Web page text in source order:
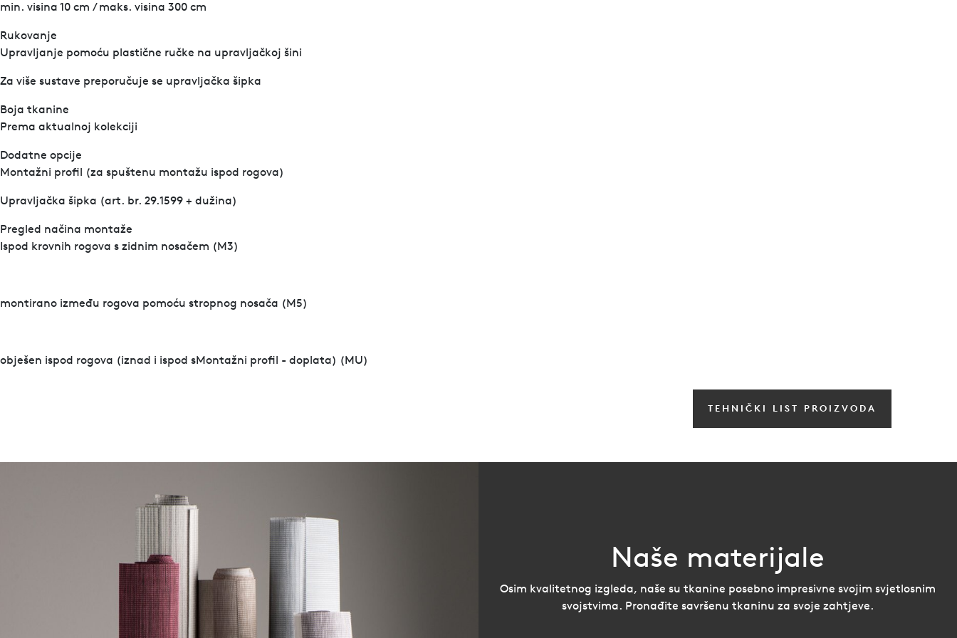
min. visina 10 cm / maks. visina 300 cm
Rukovanje
Upravljanje pomoću plastične ručke na upravljačkoj šini
Za više sustave preporučuje se upravljačka šipka
Boja tkanine
Prema aktualnoj kolekciji
Dodatne opcije
Montažni profil (za spuštenu montažu ispod rogova)
Upravljačka šipka (art. br. 29.1599 + dužina)
Pregled načina montaže
Ispod krovnih rogova s zidnim nosačem (M3)
montirano između rogova pomoću stropnog nosača (M5)
obješen ispod rogova (iznad i ispod sMontažni profil - doplata) (MU)
TEHNIČKI LIST PROIZVODA
Naše materijale
Osim kvalitetnog izgleda, naše su tkanine posebno impresivne svojim svjetlosnim
svojstvima. Pronađite savršenu tkaninu za svoje zahtjeve.